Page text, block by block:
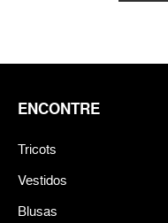
ENCONTRE
Tricots
Vestidos
Blusas